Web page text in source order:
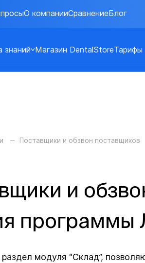
О компанииСравнениеБлог
знаний Магазин DentalStoreТарифы
Поставщики и обзвон поставщиков
и
программы
модуля “Склад”,